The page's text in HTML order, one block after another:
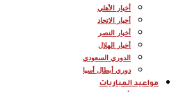
أخبار الأهلي
أخبار الاتحاد
أخبار النصر
أخبار الهلال
الدوري السعودي
دوري أبطال أسيا
مواعيد المباريات